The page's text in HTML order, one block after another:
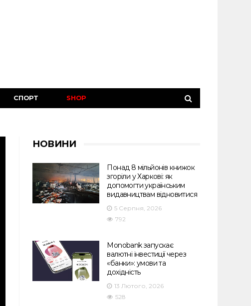
СПОРТ SHOP
НОВИНИ
Понад 8 мільйонів книжок
згоріли у Харкові: як
допомогти українським
видавництвам відновитися
5 Серпня, 2026
792
Monobank запускає
валютні інвестиції через
«банки»: умови та
дохідність
13 Лютого, 2026
528